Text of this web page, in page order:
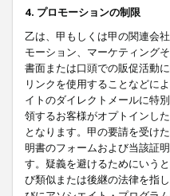
4. プロモーションの制限
乙は、甲もしくは甲の関連会
モーション、マーケティング
書面または口頭での販促活動
リンクを使用することなどに
イトのダイレクトメールに特
領するお客様がオプトインし
となります。甲の要請を受け
明書のフォームおよび当該証
す。疑義を避けるためにいう
び類似または後継の法律を指